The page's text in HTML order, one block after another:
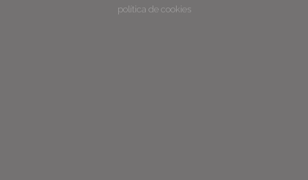
política de cookies